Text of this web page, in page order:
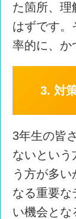
た箇所、理
はずです。
率的に、か
3. 対
3年生の皆
ないという
う方が多
なる重要な
い機会とな